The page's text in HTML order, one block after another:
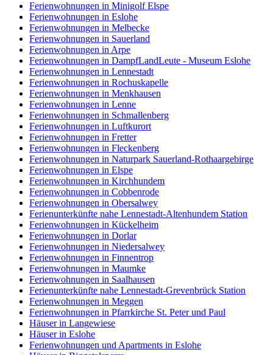
Ferienwohnungen in Minigolf Elspe
Ferienwohnungen in Eslohe
Ferienwohnungen in Melbecke
Ferienwohnungen in Sauerland
Ferienwohnungen in Arpe
Ferienwohnungen in DampfLandLeute - Museum Eslohe
Ferienwohnungen in Lennestadt
Ferienwohnungen in Rochuskapelle
Ferienwohnungen in Menkhausen
Ferienwohnungen in Lenne
Ferienwohnungen in Schmallenberg
Ferienwohnungen in Luftkurort
Ferienwohnungen in Fretter
Ferienwohnungen in Fleckenberg
Ferienwohnungen in Naturpark Sauerland-Rothaargebirge
Ferienwohnungen in Elspe
Ferienwohnungen in Kirchhundem
Ferienwohnungen in Cobbenrode
Ferienwohnungen in Obersalwey
Ferienunterkünfte nahe Lennestadt-Altenhundem Station
Ferienwohnungen in Kückelheim
Ferienwohnungen in Dorlar
Ferienwohnungen in Niedersalwey
Ferienwohnungen in Finnentrop
Ferienwohnungen in Maumke
Ferienwohnungen in Saalhausen
Ferienunterkünfte nahe Lennestadt-Grevenbrück Station
Ferienwohnungen in Meggen
Ferienwohnungen in Pfarrkirche St. Peter und Paul
Häuser in Langewiese
Häuser in Eslohe
Ferienwohnungen und Apartments in Eslohe